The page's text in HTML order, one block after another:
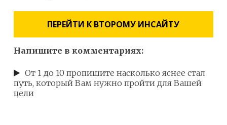
ПЕРЕЙТИ К ВТОРОМУ ИНСАЙТУ
Напишите в комментариях:
От 1 до 10 пропишите насколько яснее стал
путь, который Вам нужно пройти для Вашей
цели